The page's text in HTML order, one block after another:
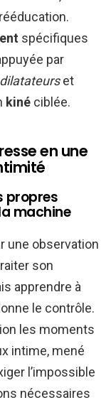
spécifiques
par
dilatateurset
kiné ciblée.
en une
propres
machine
une observation
son
apprendre à
le contrôle.
les moments
intime, mené
l’impossible
nécessaires